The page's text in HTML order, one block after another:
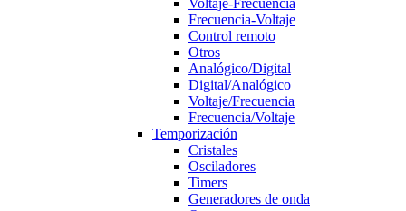
Frecuencia-Voltaje
Control remoto
Otros
Analógico/Digital
Digital/Analógico
Voltaje/Frecuencia
Frecuencia/Voltaje
Temporización
Cristales
Osciladores
Timers
Generadores de onda